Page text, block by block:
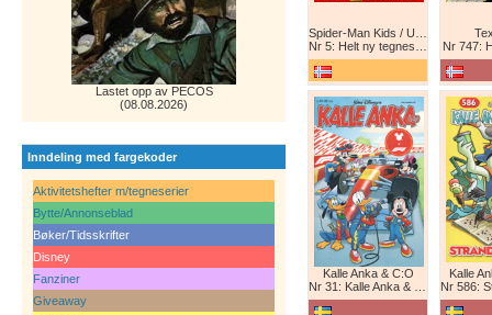
Lastet opp av PECOS
(08.08.2026)
Inndeling med fargekoder
Aktivitetshefter m/tegneserier
Bytte/Annonseblad
Bøker/Tidsskrifter
Disney
Fanziner
Giveaway
Nr 5: Helt ny tegneserie! Maskinkrig!
Nr 747:
Kalle Anka & C:O
Nr 31: Kalle Anka & C:O
Kalle
Nr 586: